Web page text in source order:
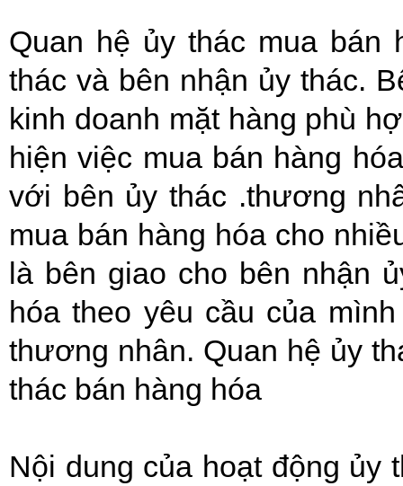
Quan hệ ủy thác mua
thác và bên nhận ủy thác.
kinh doanh mặt hàng phù
hiện việc mua bán hàng
với bên ủy thác .thương
mua bán hàng hóa cho
là bên giao cho bên nhận
hóa theo yêu cầu của
thương nhân. Quan hệ ủy
thác bán hàng hóa
Nội dung của hoạt động ủy